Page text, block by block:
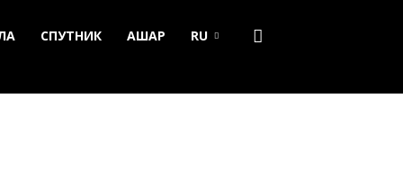
СПУТНИК АШАР RU